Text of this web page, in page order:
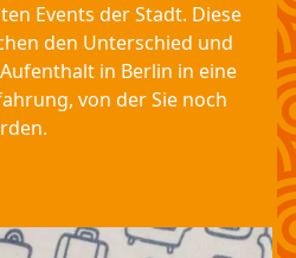
Events der Stadt. Diese
den Unterschied und
in Berlin in eine
von der Sie noch